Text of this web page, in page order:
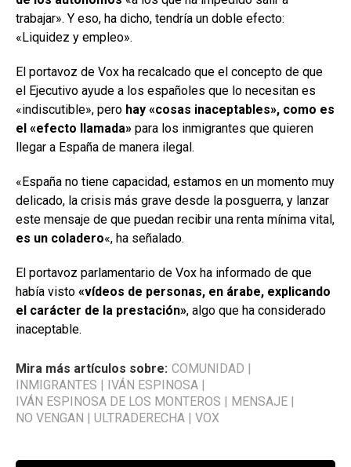
trabajar». Y eso, ha dicho, tendría un doble efecto:
«Liquidez y empleo».
El portavoz de Vox ha recalcado que el concepto de que
el Ejecutivo ayude a los españoles que lo necesitan es
«indiscutible», pero hay «cosas inaceptables», como es
el «efecto llamada» para los inmigrantes que quieren
llegar a España de manera ilegal.
«España no tiene capacidad, estamos en un momento muy
delicado, la crisis más grave desde la posguerra, y lanzar
este mensaje de que puedan recibir una renta mínima vital,
es un coladero«, ha señalado.
El portavoz parlamentario de Vox ha informado de que
había visto «vídeos de personas, en árabe, explicando
el carácter de la prestación», algo que ha considerado
inaceptable.
Mira más artículos sobre: COMUNIDAD |
INMIGRANTES | IVÁN ESPINOSA |
IVÁN ESPINOSA DE LOS MONTEROS | MENSAJE |
NO VENGAN | ULTRADERECHA | VOX